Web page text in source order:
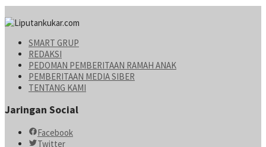
SMART GRUP
REDAKSI
PEDOMAN PEMBERITAAN RAMAH ANAK
PEMBERITAAN MEDIA SIBER
TENTANG KAMI
Jaringan Social
Facebook
Twitter